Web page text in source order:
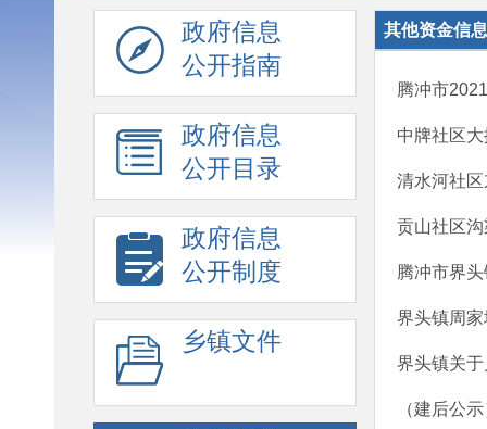
政府信息
公开指南
政府信息
公开目录
政府信息
公开制度
乡镇文件
其他资金信息
腾冲市
中牌社区
清水河社
贡山社区
腾冲市界
界头镇周
界头镇关
（建后公